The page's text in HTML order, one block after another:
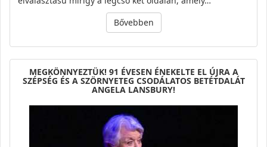
Bővebben
MEGKÖNNYEZTÜK! 91 ÉVESEN ÉNEKELTE EL ÚJRA A
SZÉPSÉG ÉS A SZÖRNYETEG CSODÁLATOS BETÉTDALÁT
ANGELA LANSBURY!